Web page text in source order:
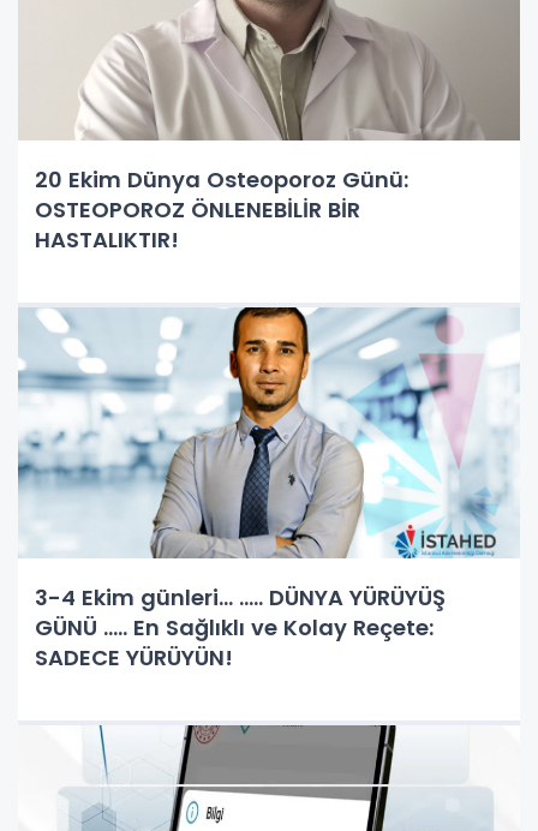
20 Ekim Dünya Osteoporoz Günü:
OSTEOPOROZ ÖNLENEBİLİR BİR
HASTALIKTIR!
3-4 Ekim günleri... ..... DÜNYA YÜRÜYÜŞ
GÜNÜ ..... En Sağlıklı ve Kolay Reçete:
SADECE YÜRÜYÜN!